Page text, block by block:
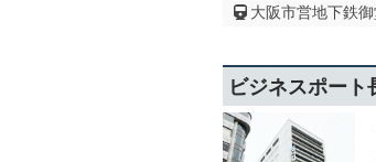
大阪市営地下鉄
ビジネスポー